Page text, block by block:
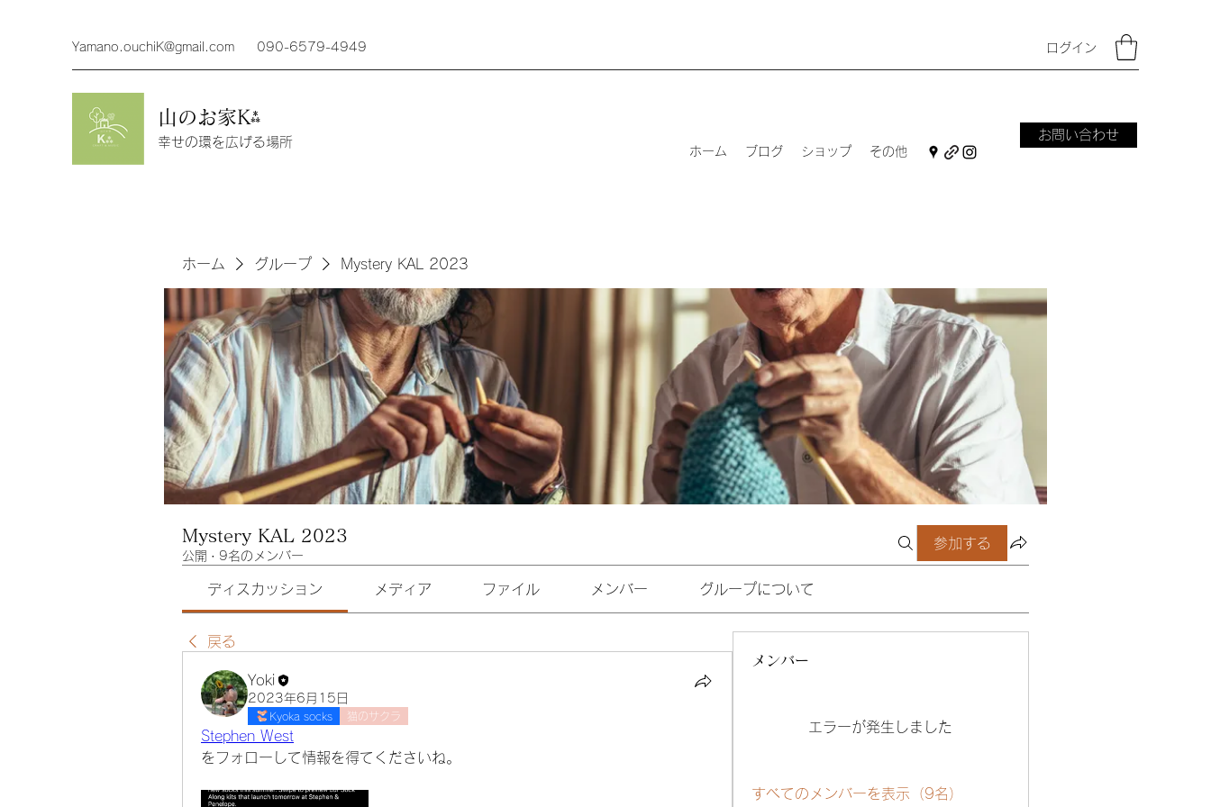
Yamano.ouchiK@gmail.com 090-6579-4949 ログイン
山のお家K⁂
幸せの環を広げる場所
ホーム ブログ ショップ その他
お問い合わせ
ホーム グループ Mystery KAL 2023
Mystery KAL 2023
公開 · 9名のメンバー
参加する
ディスカッション メディア ファイル メンバー グループについて
戻る
Yoki
2023年6月15日
Kyoka socks 猫のサクラ
Stephen West
をフォローして情報を得てくださいね。
メンバー
エラーが発生しました
すべてのメンバーを表示（9名）